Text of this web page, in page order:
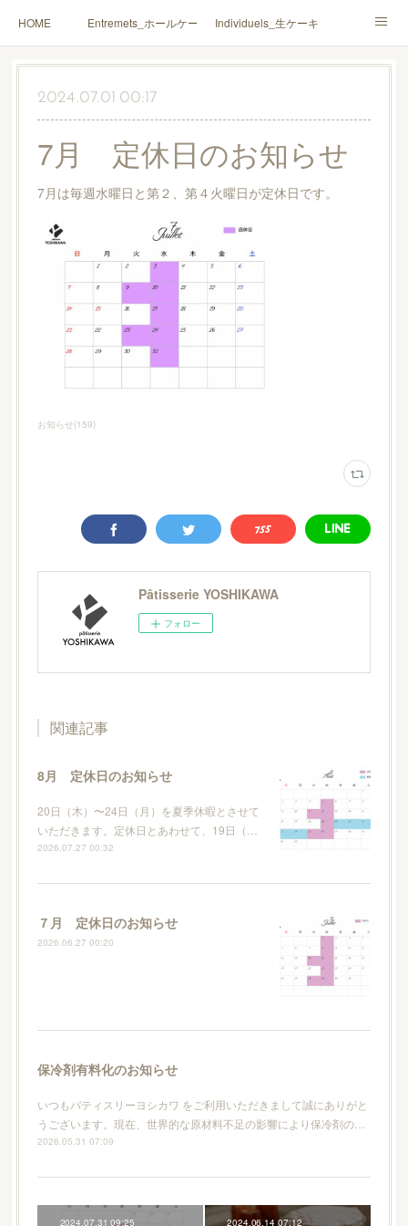
HOME Entremets_ホールケーキ Individuels_生ケーキ
Gâteaux secs_焼菓子 Coffrets Cadeaux_詰合せ
2024.07.01 00:17
7月 定休日のお知らせ
7月は毎週水曜日と第２、第４火曜日が定休日です。
お知らせ(159)
Pâtisserie YOSHIKAWA
フォロー
関連記事
8月 定休日のお知らせ
20日（木）〜24日（月）を夏季休暇とさせて
いただきます。定休日とあわせて、19日（…
2026.07.27 00:32
７月 定休日のお知らせ
2026.06.27 00:20
保冷剤有料化のお知らせ
いつもパティスリーヨシカワ をご利用いただきまして誠にありがと
うございます。現在、世界的な原材料不足の影響により保冷剤の…
2026.05.31 07:09
2024.07.31 09:25 2024.06.14 07:12